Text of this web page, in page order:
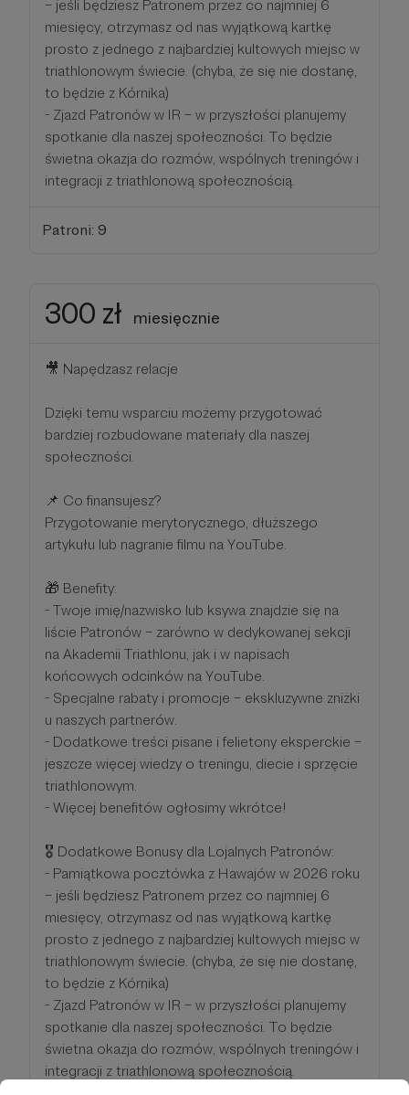
– jeśli będziesz Patronem przez co najmniej 6
miesięcy, otrzymasz od nas wyjątkową kartkę
prosto z jednego z najbardziej kultowych miejsc w
triathlonowym świecie. (chyba, że się nie dostanę,
to będzie z Kórnika)
- Zjazd Patronów w IR – w przyszłości planujemy
spotkanie dla naszej społeczności. To będzie
świetna okazja do rozmów, wspólnych treningów i
integracji z triathlonową społecznością.
Patroni: 9
300 zł miesięcznie
🎥 Napędzasz relacje
Dzięki temu wsparciu możemy przygotować
bardziej rozbudowane materiały dla naszej
społeczności.
📌 Co finansujesz?
Przygotowanie merytorycznego, dłuższego
artykułu lub nagranie filmu na YouTube.
🎁 Benefity:
- Twoje imię/nazwisko lub ksywa znajdzie się na
liście Patronów – zarówno w dedykowanej sekcji
na Akademii Triathlonu, jak i w napisach
końcowych odcinków na YouTube.
- Specjalne rabaty i promocje – ekskluzywne zniżki
u naszych partnerów.
- Dodatkowe treści pisane i felietony eksperckie –
jeszcze więcej wiedzy o treningu, diecie i sprzęcie
triathlonowym.
- Więcej benefitów ogłosimy wkrótce!
🎖 Dodatkowe Bonusy dla Lojalnych Patronów:
- Pamiątkowa pocztówka z Hawajów w 2026 roku
– jeśli będziesz Patronem przez co najmniej 6
miesięcy, otrzymasz od nas wyjątkową kartkę
prosto z jednego z najbardziej kultowych miejsc w
triathlonowym świecie. (chyba, że się nie dostanę,
to będzie z Kórnika)
- Zjazd Patronów w IR – w przyszłości planujemy
spotkanie dla naszej społeczności. To będzie
świetna okazja do rozmów, wspólnych treningów i
integracji z triathlonową społecznością.